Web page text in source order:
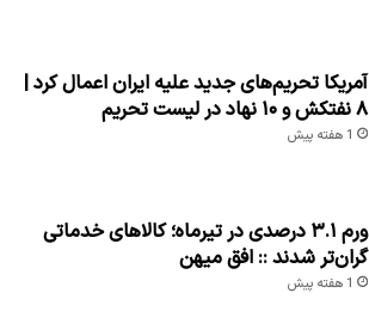
آمریکا تحریم‌های جدید علیه ایران اعمال کرد |
۸ نفتکش و ۱۰ نهاد در لیست تحریم
1 هفته پیش
ورم ۳.۱ درصدی در تیرماه؛ کالاهای خدماتی
گران‌تر شدند :: افق میهن
1 هفته پیش